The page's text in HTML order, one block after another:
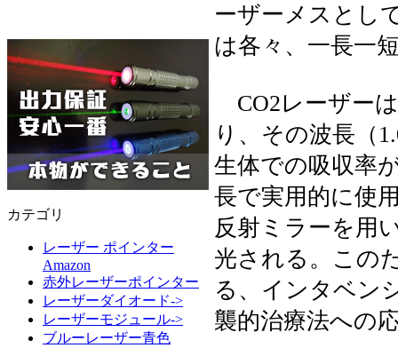
カテゴリ
レーザー ポインター
Amazon
赤外レーザーポインター
レーザーダイオード->
レーザーモジュール->
ブルーレーザー青色
ーザーメスとし
は各々、一長一
CO2レーザー
り、その波長（
生体での吸収率
長で実用的に使
反射ミラーを用
光される。この
る、インタベン
襲的治療法への